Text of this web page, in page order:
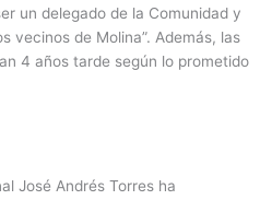
un delegado de la Comunidad y
vecinos de Molina”. Además, las
4 años tarde según lo prometido
José Andrés Torres ha